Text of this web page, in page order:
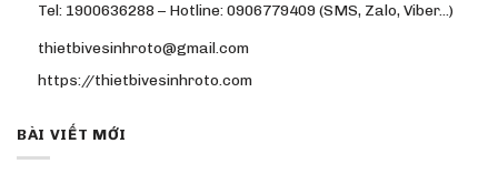
Tel: 1900636288 – Hotline: 0906779409 (SMS, Zalo, Viber…)
thietbivesinhroto@gmail.com
https://thietbivesinhroto.com
BÀI VIẾT MỚI